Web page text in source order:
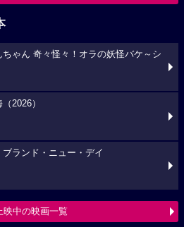
ゃん 奇々怪々！オラの妖怪バケ～シ
2026）
ランド・ニュー・デイ
映中の映画一覧